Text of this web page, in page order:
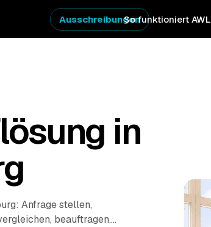
So funktioniert AWL
Ausschreibungen
in
Anfrage stellen,
beauftragen.